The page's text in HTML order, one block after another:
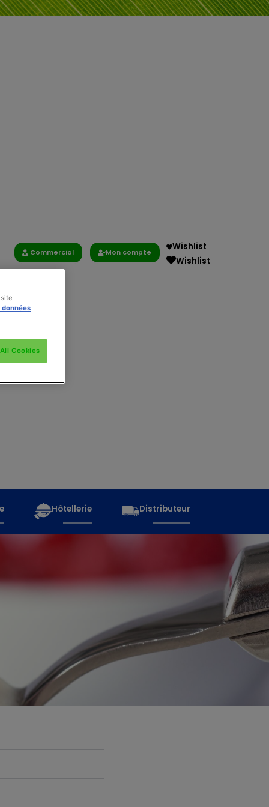
Commercial Mon compte
Wishlist
Wishlist
Hôtellerie Distributeur
Cookies